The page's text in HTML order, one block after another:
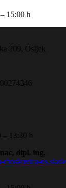
15:00 h
209, Osijek
– 13:30 h
dipl. ing.
rboskovica-